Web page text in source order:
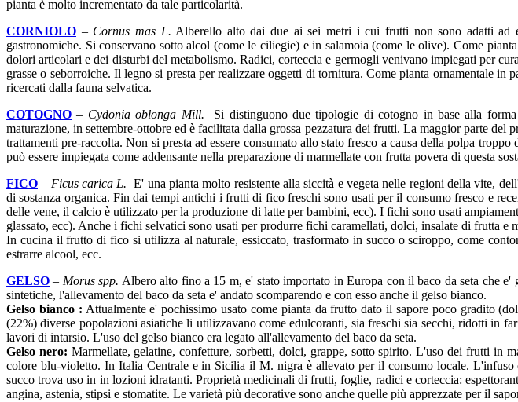
pianta è molto incrementato da tale particolarità.
CORNIOLO – Cornus mas L. Alberello alto dai due ai sei metri i cui frutti non sono adatti ad
gastronomiche. Si conservano sotto alcol (come le ciliegie) e in salamoia (come le olive). Come
dolori articolari e dei disturbi del metabolismo. Radici, corteccia e germogli venivano impiegati per
grasse o seborroiche. Il legno si presta per realizzare oggetti di tornitura. Come pianta ornamentale
ricercati dalla fauna selvatica.
COTOGNO – Cydonia oblonga Mill. Si distinguono due tipologie di cotogno in base alla
maturazione, in settembre-ottobre ed è facilitata dalla grossa pezzatura dei frutti. La maggior parte
trattamenti pre-raccolta. Non si presta ad essere consumato allo stato fresco a causa della polpa
può essere impiegata come addensante nella preparazione di marmellate con frutta povera di questa
FICO – Ficus carica L. E' una pianta molto resistente alla siccità e vegeta nelle regioni della vite,
di sostanza organica. Fin dai tempi antichi i frutti di fico freschi sono usati per il consumo fresco e
delle vene, il calcio è utilizzato per la produzione di latte per bambini, ecc). I fichi sono usati
glassato, ecc). Anche i fichi selvatici sono usati per produrre fichi caramellati, dolci, insalate di frutta
In cucina il frutto di fico si utilizza al naturale, essiccato, trasformato in succo o sciroppo, come
estrarre alcool, ecc.
GELSO – Morus spp. Albero alto fino a 15 m, e' stato importato in Europa con il baco da seta che
sintetiche, l'allevamento del baco da seta e' andato scomparendo e con esso anche il gelso bianco.
Gelso bianco : Attualmente e' pochissimo usato come pianta da frutto dato il sapore poco gradito
(22%) diverse popolazioni asiatiche li utilizzavano come edulcoranti, sia freschi sia secchi, ridotti in
lavori di intarsio. L'uso del gelso bianco era legato all'allevamento del baco da seta.
Gelso nero: Marmellate, gelatine, confetture, sorbetti, dolci, grappe, sotto spirito. L'uso dei frutti in
colore blu-violetto. In Italia Centrale e in Sicilia il M. nigra è allevato per il consumo locale.
succo trova uso in in lozioni idratanti. Proprietà medicinali di frutti, foglie, radici e corteccia:
angina, astenia, stipsi e stomatite. Le varietà più decorative sono anche quelle più apprezzate per il